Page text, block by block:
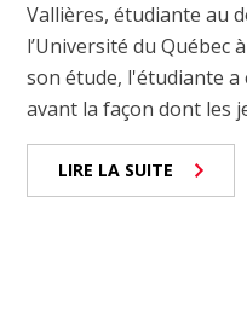
Vallières, étudiante au
l’Université du Québec
son étude, l'étudiante a
avant la façon dont les
LIRE LA SUITE